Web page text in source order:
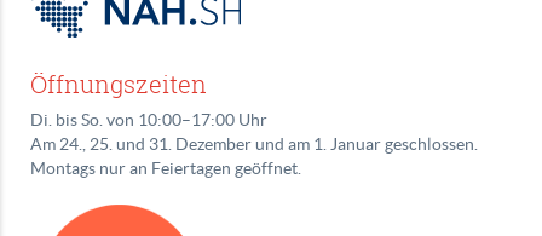
Öffnungszeiten
Di. bis So. von 10:00–17:00 Uhr
Am 24., 25. und 31. Dezember und am 1. Januar geschlossen.
Montags nur an Feiertagen geöffnet.